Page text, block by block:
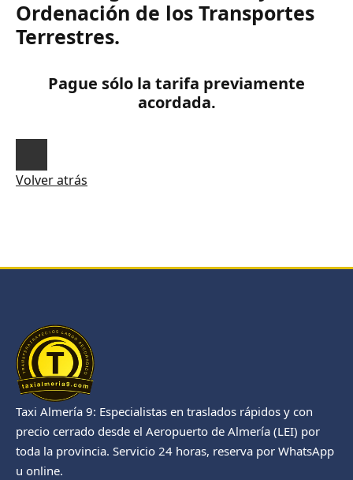
Ordenación de los Transportes
Terrestres.
Pague sólo la tarifa previamente
acordada.
Volver atrás
Taxi Almería 9: Especialistas en traslados rápidos y con
precio cerrado desde el Aeropuerto de Almería (LEI) por
toda la provincia. Servicio 24 horas, reserva por WhatsApp
u online.